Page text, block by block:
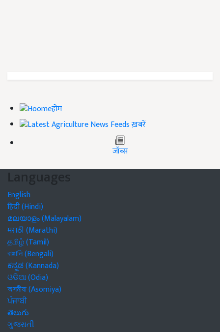
होम
ख़बरें
जॉब्स
Languages
English
हिंदी (Hindi)
മലയാളം (Malayalam)
मराठी (Marathi)
தமிழ் (Tamil)
বাঙালি (Bengali)
ಕನ್ನಡ (Kannada)
ଓଡିଆ (Odia)
অসমীয়া (Asomiya)
ਪੰਜਾਬੀ
తెలుగు
ગુજરાતી